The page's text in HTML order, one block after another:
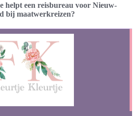
helpt een reisbureau voor Nieuw-
bij maatwerkreizen?